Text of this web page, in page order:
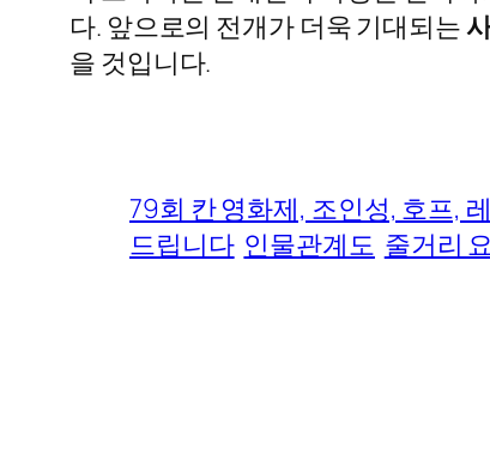
다. 앞으로의 전개가 더욱 기대되는
을 것입니다.
79회 칸 영화제, 조인성, 호프,
드립니다 인물관계도 줄거리